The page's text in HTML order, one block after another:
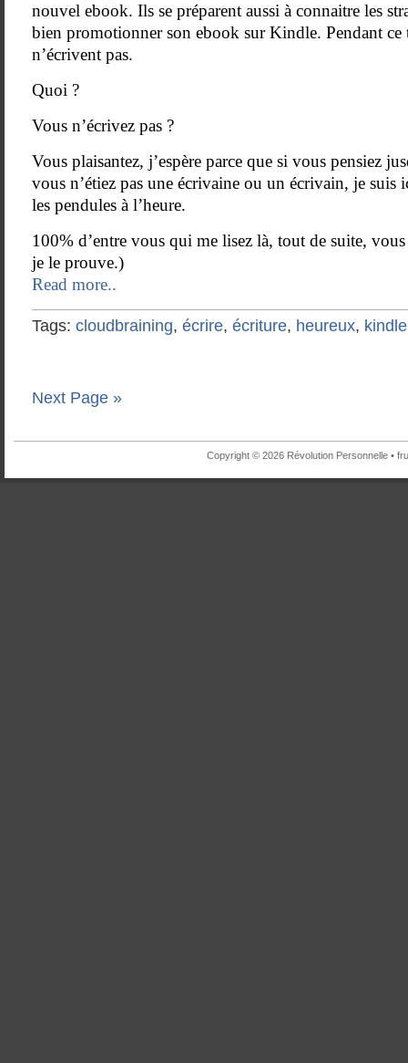
nouvel ebook. Ils se préparent aussi à connaitre les
bien promotionner son ebook sur Kindle. Pendant ce
n’écrivent pas.
Quoi ?
Vous n’écrivez pas ?
Vous plaisantez, j’espère parce que si vous pensiez
vous n’étiez pas une écrivaine ou un écrivain, je suis
les pendules à l’heure.
100% d’entre vous qui me lisez là, tout de suite,
je le prouve.)
Read more..
Tags: cloudbraining, écrire, écriture, heureux, kindle
Next Page »
Copyright © 2026 Révolution Personnelle •